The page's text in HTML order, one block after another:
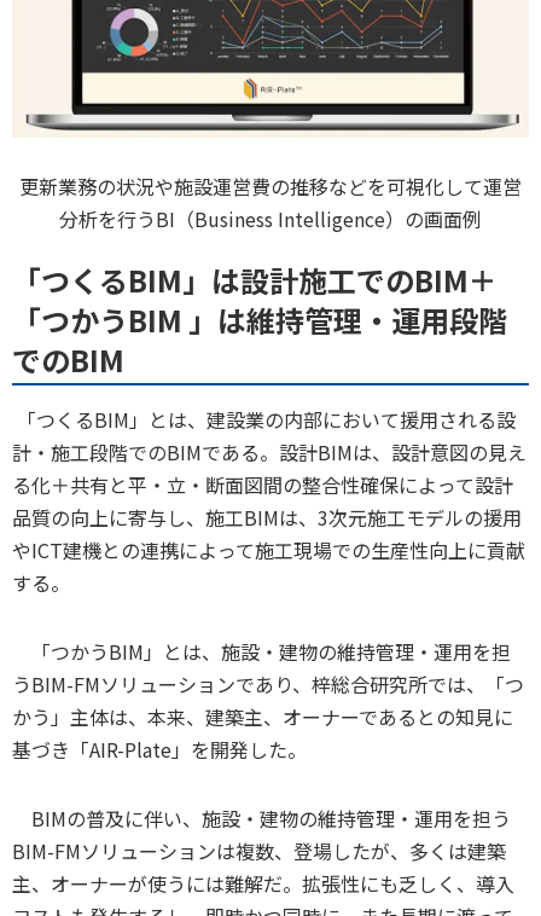
更新業務の状況や施設運営費の推移などを可視化して運営
分析を行うBI（Business Intelligence）の画面例
「つくるBIM」は設計施工でのBIM＋
「つかうBIM 」は維持管理・運用段階
でのBIM
「つくるBIM」とは、建設業の内部において援用される設
計・施工段階でのBIMである。設計BIMは、設計意図の見え
る化＋共有と平・立・断面図間の整合性確保によって設計
品質の向上に寄与し、施工BIMは、3次元施工モデルの援用
やICT建機との連携によって施工現場での生産性向上に貢献
する。
「つかうBIM」とは、施設・建物の維持管理・運用を担
うBIM-FMソリューションであり、梓総合研究所では、「つ
かう」主体は、本来、建築主、オーナーであるとの知見に
基づき「AIR-Plate」を開発した。
BIMの普及に伴い、施設・建物の維持管理・運用を担う
BIM-FMソリューションは複数、登場したが、多くは建築
主、オーナーが使うには難解だ。拡張性にも乏しく、導入